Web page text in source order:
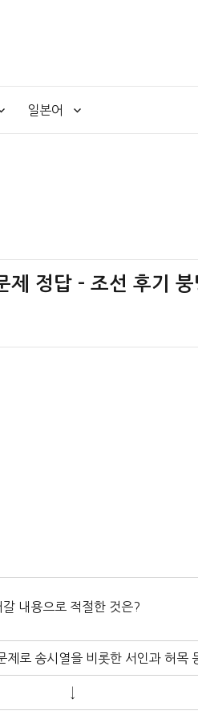
일본어
정답 – 조선 후기 붕
내용으로 적절한 것은?
로 송시열을 비롯한 서인과 허목